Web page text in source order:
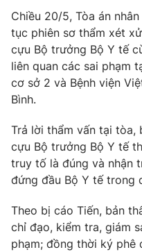
Hitech Công nghệ
Sản phẩm
Thị trường
Tư vấn
Giao lưu trực tuyến
Lịch phát sóng
Emagazine
Photo
Video
Chiều 20/5, Tòa án
tục phiên sơ thẩm xét
cựu Bộ trưởng Bộ Y tế
liên quan các sai phạm
cơ sở 2 và Bệnh viện
Bình.
Trả lời thẩm vấn tại tòa,
cựu Bộ trưởng Bộ Y tế
truy tố là đúng và nhận
đứng đầu Bộ Y tế trong
Theo bị cáo Tiến, bản
chỉ đạo, kiểm tra, giám
phạm; đồng thời ký phê